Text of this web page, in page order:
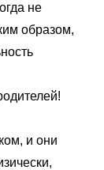
не
образом,
и они